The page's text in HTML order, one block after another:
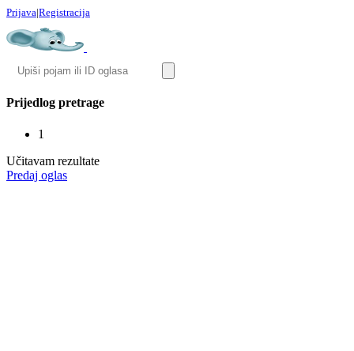
Prijava|Registracija
Prijedlog pretrage
1
Učitavam rezultate
Predaj oglas